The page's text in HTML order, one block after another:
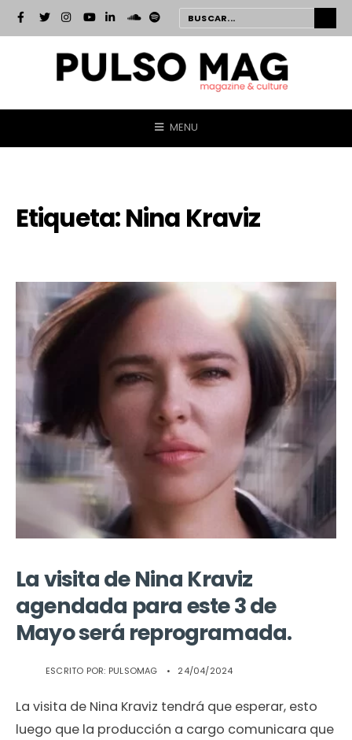
MENU
Etiqueta:Nina Kraviz
La visita de Nina Kraviz
agendada para este 3 de
Mayo será reprogramada.
ESCRITO POR: PULSOMAG • 24/04/2024
La visita de Nina Kraviz tendrá que esperar, esto
luego que la producción a cargo comunicara que